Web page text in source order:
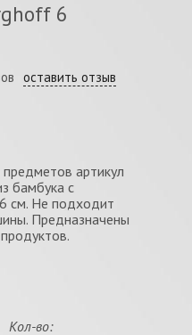
6
оставить отзыв
артикул
бамбука с
см. Не подходит
Предназначены
Кол-во: